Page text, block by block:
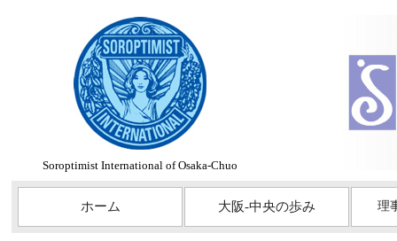
Soroptimist International of Osaka-Chuo
ホーム 大阪-中央の歩み 理